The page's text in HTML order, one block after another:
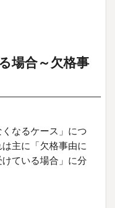
場合～欠格事
なるケース」につ
主に「欠格事由に
ている場合」に分